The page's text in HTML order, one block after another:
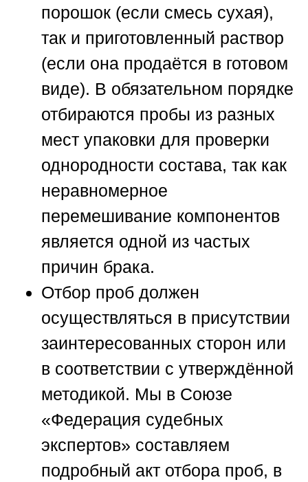
порошок (если смесь сухая),
так и приготовленный раствор
(если она продаётся в готовом
виде). В обязательном порядке
отбираются пробы из разных
мест упаковки для проверки
однородности состава, так как
неравномерное
перемешивание компонентов
является одной из частых
причин брака.
Отбор проб должен
осуществляться в присутствии
заинтересованных сторон или
в соответствии с утверждённой
методикой. Мы в Союзе
«Федерация судебных
экспертов» составляем
подробный акт отбора проб, в